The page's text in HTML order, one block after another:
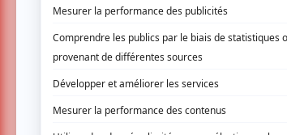
démons.
Arrivée sur scène en jogging
au sol, sur du hard rock à
parée d’un body en dentelle
Éclairée d’une lumière